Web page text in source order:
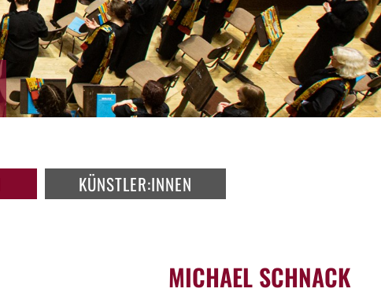
KÜNSTLER:INNEN
MICHAEL SCHNACK